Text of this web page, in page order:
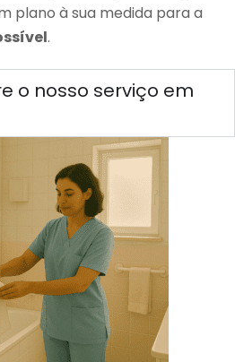
plano à sua medida para a
.
o nosso serviço em